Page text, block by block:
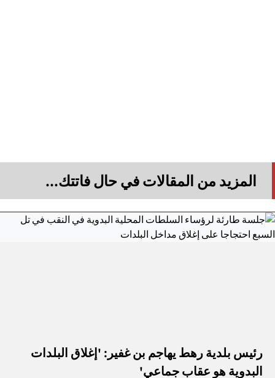
المزيد من المقالات في حال فاتتك...
رئيس بلدية رهط يهاجم بن غفير: 'إغلاق البلدات
البدوية هو عقاب جماعي'